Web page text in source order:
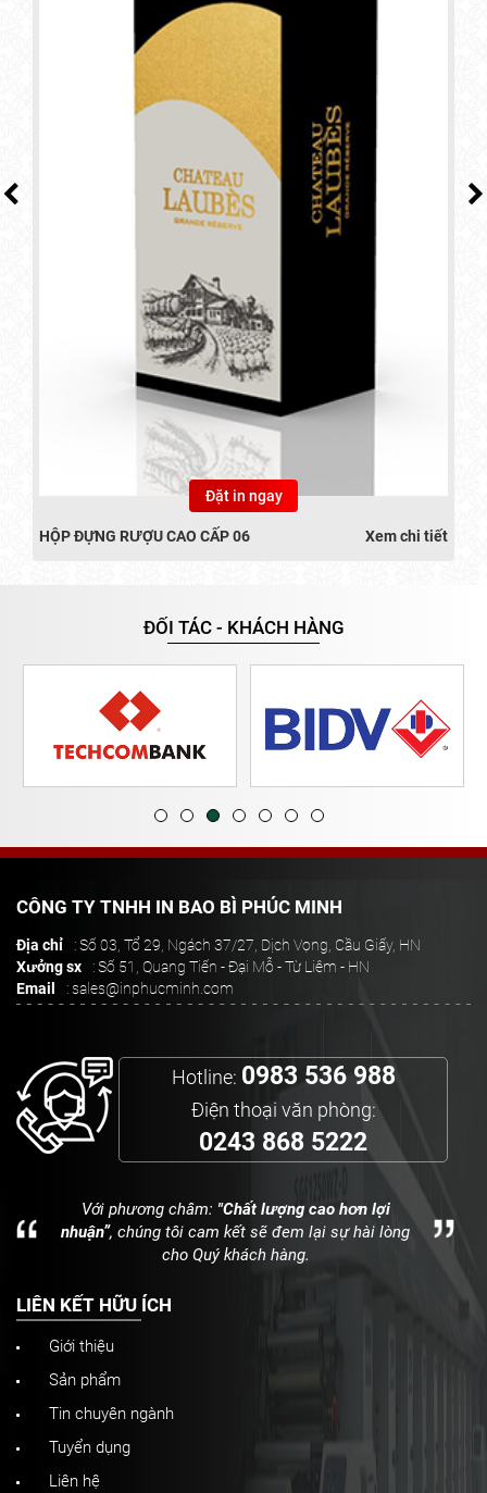
HỘP ĐỰNG RƯỢU CAO CẤP 06
Đặt in ngay
Xem chi tiết
ĐỐI TÁC - KHÁCH HÀNG
CÔNG TY TNHH IN BAO BÌ PHÚC MINH
Địa chỉ
: Số 03, Tổ 29, Ngách 37/27, Dịch Vọng, Cầu Giấy, HN
Xưởng sx
: Số 51, Quang Tiến - Đại Mỗ - Từ Liêm - HN
Email
: sales@inphucminh.com
Hotline: 0983 536 988
Điện thoại văn phòng:
0243 868 5222
Với phương châm: "Chất lượng cao hơn lợi
nhuận”, chúng tôi cam kết sẽ đem lại sự hài lòng
cho Quý khách hàng.
LIÊN KẾT HỮU ÍCH
Giới thiệu
Sản phẩm
Tin chuyên ngành
Tuyển dụng
Liên hệ